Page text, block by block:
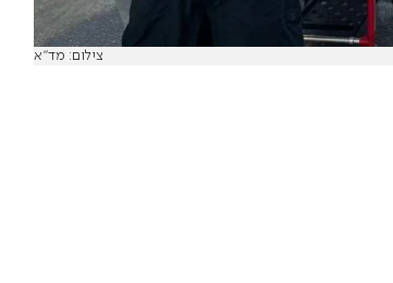
צילום: מד"א